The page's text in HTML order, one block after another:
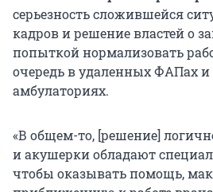
серьезность сложившейся
кадров и решение властей о
попыткой нормализовать
очередь в удаленных ФАПах
амбулаториях.
«В общем-то, [решение]
и акушерки обладают
чтобы оказывать помощь,